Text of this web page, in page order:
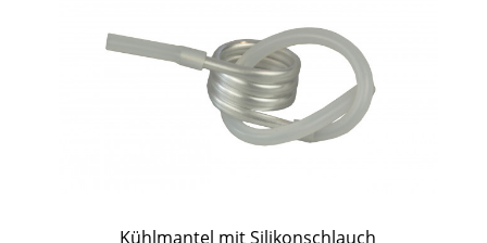
Kühlmantel mit Silikonschlauch